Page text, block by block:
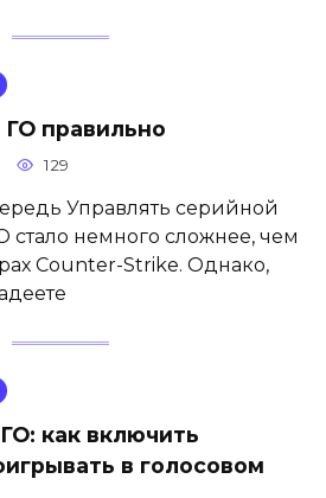
ГО правильно
129
Управлять серийной
стало немного сложнее, чем
Counter-Strike. Однако,
как включить
в голосовом